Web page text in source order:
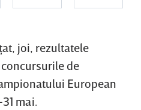
joi, rezultatele
de
European
mai.